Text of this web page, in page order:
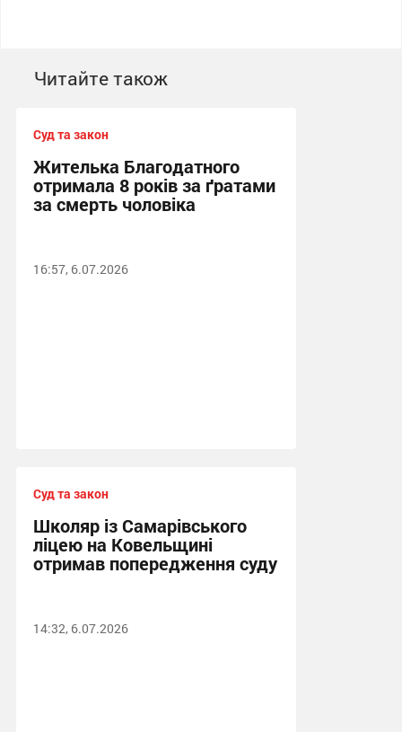
Читайте також
Суд та закон
Жителька Благодатного
отримала 8 років за ґратами
за смерть чоловіка
16:57, 6.07.2026
Суд та закон
Школяр із Самарівського
ліцею на Ковельщині
отримав попередження суду
14:32, 6.07.2026